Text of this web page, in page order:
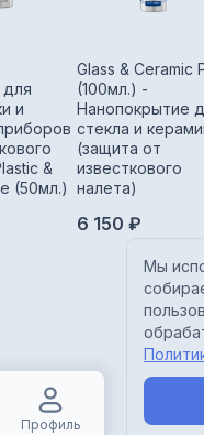
и
&
(50мл.)
Glass & Ceramic
(100мл.) -
Нанопокрытие
стекла и
(защита от
известкового
налета)
6 150 ₽
Профиль
Мы